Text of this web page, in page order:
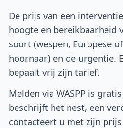
De prijs van een
hoogte en bereikbaarheid
soort (wespen, Europese
hoornaar) en de urgentie.
bepaalt vrij zijn tarief.
Melden via WASPP is
beschrijft het nest, een
contacteert u met zijn